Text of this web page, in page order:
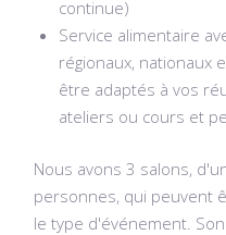
continue)
Service alimentaire
régionaux, nationaux
être adaptés à vos
ateliers ou cours et
Nous avons 3 salons,
personnes, qui peuvent
le type d'événement.